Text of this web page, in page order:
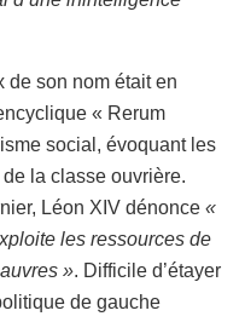
de son nom était en
« Rerum
social, évoquant les
la classe ouvrière.
Léon XIV dénonce «
les ressources de
». Difficile d’étayer
de gauche